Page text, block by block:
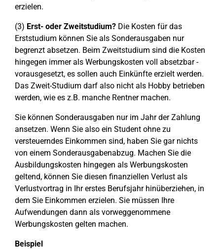
erzielen.
(3) Erst- oder Zweitstudium? Die Kosten für das
Erststudium können Sie als Sonderausgaben nur
begrenzt absetzen. Beim Zweitstudium sind die Kosten
hingegen immer als Werbungskosten voll absetzbar -
vorausgesetzt, es sollen auch Einkünfte erzielt werden.
Das Zweit-Studium darf also nicht als Hobby betrieben
werden, wie es z.B. manche Rentner machen.
Sie können Sonderausgaben nur im Jahr der Zahlung
ansetzen. Wenn Sie also ein Student ohne zu
versteuerndes Einkommen sind, haben Sie gar nichts
von einem Sonderausgabenabzug. Machen Sie die
Ausbildungskosten hingegen als Werbungskosten
geltend, können Sie diesen finanziellen Verlust als
Verlustvortrag in Ihr erstes Berufsjahr hinüberziehen, in
dem Sie Einkommen erzielen. Sie müssen Ihre
Aufwendungen dann als vorweggenommene
Werbungskosten gelten machen.
Beispiel